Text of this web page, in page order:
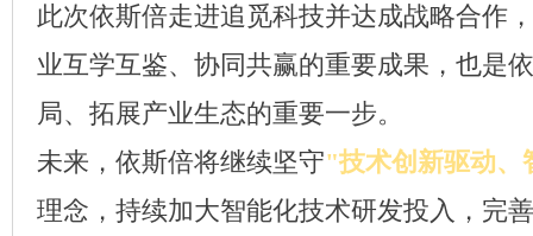
此次依斯倍走进追觅科技并达成战略合作
业互学互鉴、协同共赢的重要成果，也是
局、拓展产业生态的重要一步。
未来，依斯倍将继续坚守"技术创新驱动、
理念，持续加大智能化技术研发投入，完